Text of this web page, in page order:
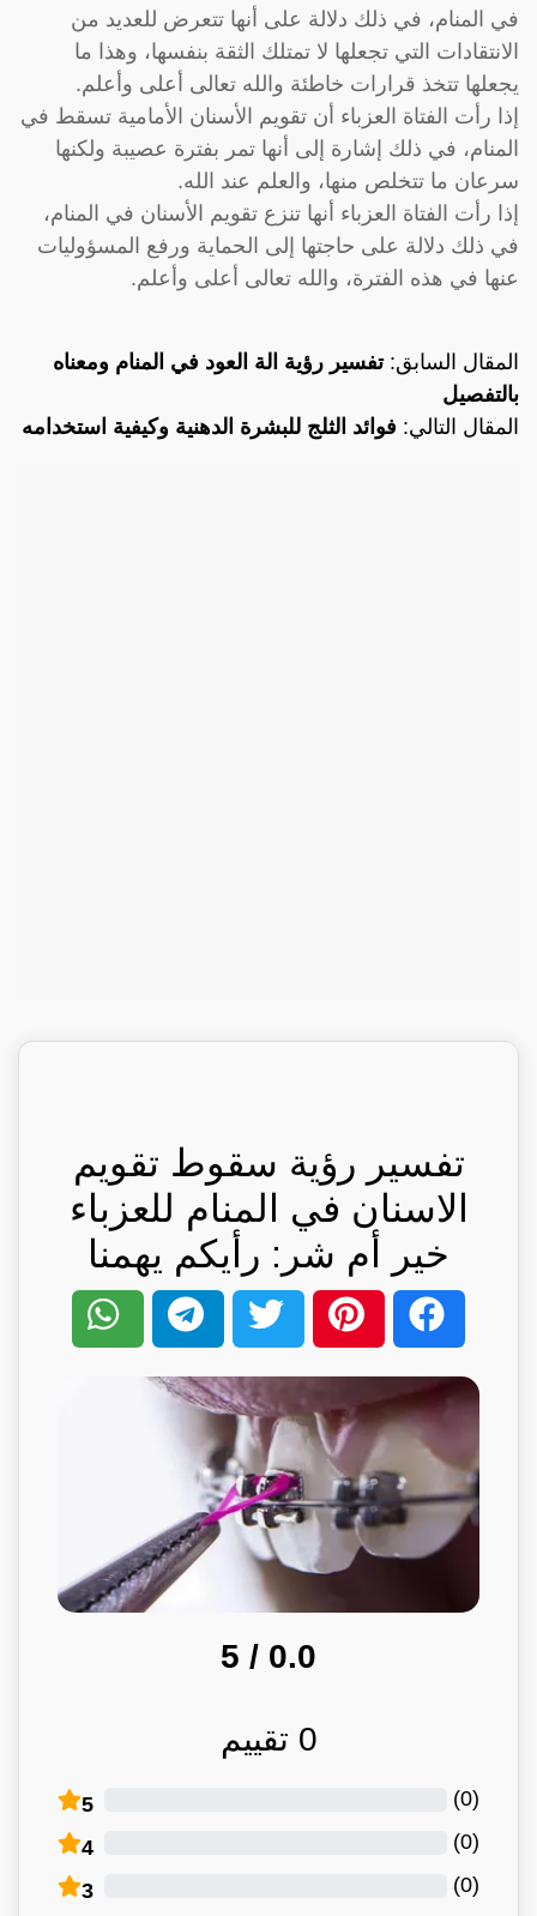
في المنام، في ذلك دلالة على أنها تتعرض للعديد من
الانتقادات التي تجعلها لا تمتلك الثقة بنفسها، وهذا ما
يجعلها تتخذ قرارات خاطئة والله تعالى أعلى وأعلم.
إذا رأت الفتاة العزباء أن تقويم الأسنان الأمامية تسقط في
المنام، في ذلك إشارة إلى أنها تمر بفترة عصيبة ولكنها
سرعان ما تتخلص منها، والعلم عند الله.
إذا رأت الفتاة العزباء أنها تنزع تقويم الأسنان في المنام،
في ذلك دلالة على حاجتها إلى الحماية ورفع المسؤوليات
عنها في هذه الفترة، والله تعالى أعلى وأعلم.
المقال السابق:تفسير رؤية الة العود في المنام ومعناه
بالتفصيل
المقال التالي: فوائد الثلج للبشرة الدهنية وكيفية استخدامه
تفسير رؤية سقوط تقويم
الاسنان في المنام للعزباء
خير أم شر: رأيكم يهمنا
0.0
/ 5
0 تقييم
5 (
0
)
4 (
0
)
3 (
0
)